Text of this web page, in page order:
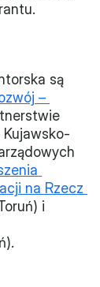
są
–
na Rzecz